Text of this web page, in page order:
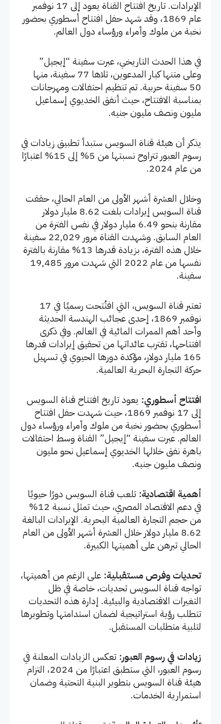
الإيرادات. تاريخ افتتاح القناة يعود إلى 17 نوفمبر
عام 1869، وقد شهد حفل افتتاح أسطوري بحضور
نخبة من ملوك وأمراء ورؤساء دول العالم.
في هذا الحدث التاريخي، عبرت سفينة “إيجيل”
وعلى متنها كبار المدعوين، تلاها 77 سفينة، منها
50 سفينة حربية. تم تنظيم احتفالات ومهرجانات
بمناسبة الافتتاح، حيث أنفق الخديوي إسماعيل
مليون ونصف مليون جنيه.
يذكر أن هيئة قناة السويس ستبدأ تطبيق زيادات في
رسوم العبور تتراوح نسبتها من 5% إلى 15% اعتبارًا
من عام 2024.
وخلال العشرة أشهر الأولى من العام الحالي، حققت
قناة السويس إيرادات بلغت 8.62 مليار دولار
مقارنة بنحو 6.49 مليار دولار في نفس الفترة من
العام السابق. وشهدت القناة مرور 22,029 سفينة
خلال هذه الفترة، بزيادة قدرها 13% مقارنة بالفترة
نفسها من عام 2022 التي شهدت مرور 19,485
سفينة.
تعتبر قناة السويس، التي افتُتحت رسميًا في 17
نوفمبر 1869، إحدى عجائب الهندسة الحديثة
وأحد أهم الممرات المائية في العالم. وفي ذكرى
افتتاحها، تقترب عائداتها من تحقيق إيرادات قدرها
165 مليار دولار، مؤكدة دورها الحيوي في تسهيل
حركة التجارة البحرية العالمية.
افتتاح أسطوري: يعود تاريخ افتتاح قناة السويس
إلى 17 نوفمبر 1869، حيث شهدت حفل افتتاح
أسطوري بحضور نخبة من ملوك وأمراء ورؤساء دول
العالم. عبرت سفينة “إيجيل” القناة وسط احتفالات
باهرة نفق خلالها الخديوي إسماعيل نحو مليون
ونصف مليون جنيه.
أهمية اقتصادية: تلعب قناة السويس دورًا حيويًا
في دعم الاقتصاد المصري، حيث تمثل نسبة 12%
من حجم التجارة العالمية البحرية. الإيرادات البالغة
8.62 مليار دولار خلال العشرة أشهر الأولى من العام
الحالي تبرهن على أهميتها الكبيرة.
تحديات وفرص مستقبلية: على الرغم من أهميتها،
تواجه قناة السويس تحديات، خاصة في ظل
التغيرات الاقتصادية والبيئية. إدارة هذه التحديات
تتطلب رؤية استراتيجية لضمان استدامتها وتطويرها
لتلبية متطلبات المستقبل.
زيادات في رسوم العبور: تعكس الزيادات المعلنة في
رسوم العبور، التي ستطبق اعتبارًا من 2024، التزام
هيئة قناة السويس بتطوير البنية التحتية وضمان
استمرارية الخدمات.